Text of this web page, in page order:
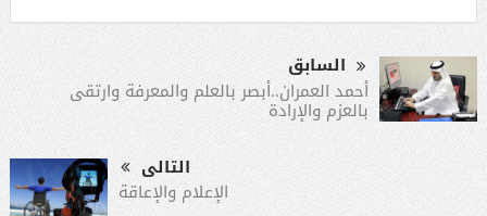
السابق
أحمد العمران..أبصر بالعلم والمعرفة وارتقى
بالعزم والإرادة
التالى
الإعلام والإعاقة